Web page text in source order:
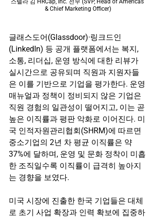
스텔라 김 HRCap, Inc. 전무 (SVP, Head of Americas
& Chief Marketing Officer)
글래스도어(Glassdoor)·링크드인
(LinkedIn) 등 공개 플랫폼에서는 복지,
소통, 리더십, 운영 방식에 대한 리뷰가
실시간으로 공유되며 직원과 지원자들
은 이를 기반으로 기업을 평가한다. 운영
매뉴얼과 정책이 정비되지 않은 기업은
직원 경험의 일관성이 떨어지고, 이는 곧
높은 이직률과 평판 악화로 이어진다. 미
국 인적자원관리협회(SHRM)에 따르면
중소기업의 2년 차 평균 이직률은 약
37%에 달하며, 운영 및 문화 정착이 미흡
한 조직일수록 이직률이 급격히 높아지
는 경향을 보였다.
미국 시장에 진출한 한국 기업들은 대체
로 초기 사업 확장과 인력 확보에 집중하